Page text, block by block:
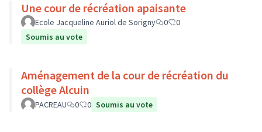
Une cour de récréation apaisante
Ecole Jacqueline Auriol de Sorigny 0
0
Soumis au vote
Aménagement de la cour de récréation du
collège Alcuin
PACREAU 0 0 Soumis au vote